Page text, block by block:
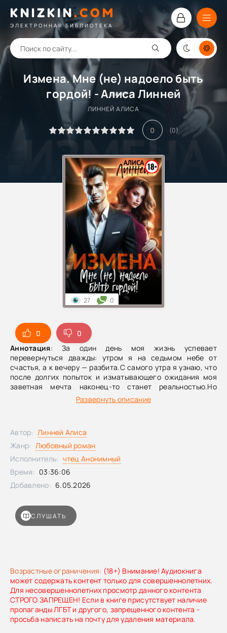
KNIZKIN.COM
ЭЛЕКТРОННАЯ БИБЛИОТЕКА
Измена. Мне (не) надоело быть
гордой! - Алиса Линней
ЛИННЕЙ АЛИСА
0 (0)
0
0
Аннотация: За один день моя жизнь успевает
перевернуться дважды: утром я на седьмом небе от
счастья, а к вечеру — разбита.С самого утра я узнаю, что
после долгих попыток и изматывающего ожидания моя
заветная мечта наконец-то станет реальностью.Но
вечером, спеша разделить эту новость с мужем, я
неожиданно становлюсь свидетельницей того, что не
адвокатам, пусть даже не стараются! Мне от тебя ничего
не нужно! – швыряю ключи на пол.Я ухожу, забирая свою
тайну с собой. Предателю я не расскажу о своём счастье
— ни за что.
Развернуть описание
Возрастные ограничения: (18+) Внимание! Аудиокнига
может содержать контент только для совершеннолетних.
Для несовершеннолетних просмотр данного контента
СТРОГО ЗАПРЕЩЕН! Если в книге присутствует наличие
пропаганды ЛГБТ и другого, запрещенного контента -
просьба написать на почту для удаления материала.
27 0
СЛУШАТЬ
Автор: Линней Алиса
Жанр: Любовный роман
Исполнитель: чтец Анонимный
Время: 03:36:06
Добавлено: 6.05.2026